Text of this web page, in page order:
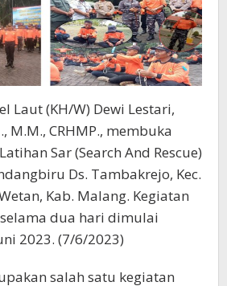
Laut (KH/W) Dewi Lestari,
M.M., CRHMP., membuka
Sar (Search And Rescue)
Ds. Tambakrejo, Kec.
Kab. Malang. Kegiatan
dua hari dimulai
2023. (7/6/2023)
salah satu kegiatan